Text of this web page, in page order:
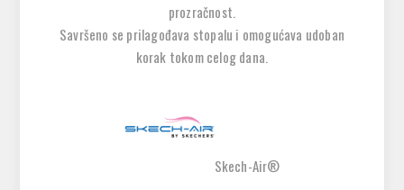
prozračnost.
Savršeno se prilagođava stopalu i omogućava udoban
korak tokom celog dana.
Skech-Air®